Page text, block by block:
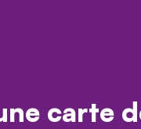
carte